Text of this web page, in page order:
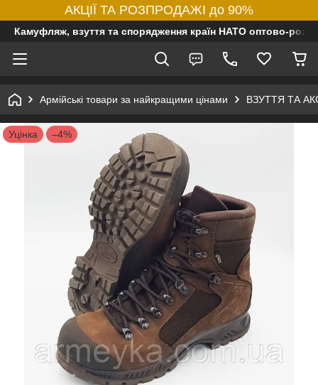
АКЦІЇ ТА РОЗПРОДАЖІ до 90%
Камуфляж, взуття та спорядження країн НАТО оптово-
Армійські товари за найкращими цінами ВЗУТТЯ ТА
Уцінка –4%